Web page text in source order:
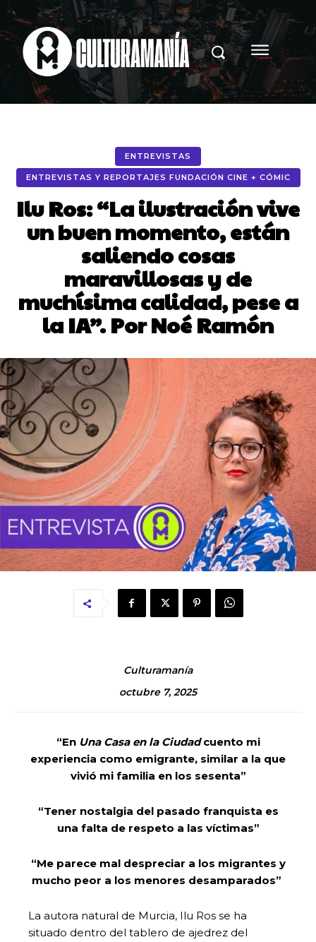
ENTREVISTAS
ENTREVISTAS Y REPORTAJES FUNDACIÓN CINE + CÓMIC
Ilu Ros: “La ilustración vive
un buen momento, están
saliendo cosas
maravillosas y de
muchísima calidad, pese a
la IA”. Por Noé Ramón
Culturamanía
octubre 7, 2025
“En Una Casa en la Ciudadcuento mi
experiencia como emigrante, similar a la que
vivió mi familia en los sesenta”
“Tener nostalgia del pasado franquista es
una falta de respeto a las víctimas”
“Me parece mal despreciar a los migrantes y
mucho peor a los menores desamparados”
La autora natural de Murcia, Ilu Ros se ha
situado dentro del tablero de ajedrez del